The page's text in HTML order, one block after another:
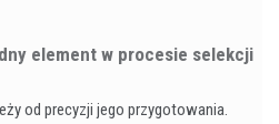
element w procesie selekcji
od precyzji jego przygotowania.